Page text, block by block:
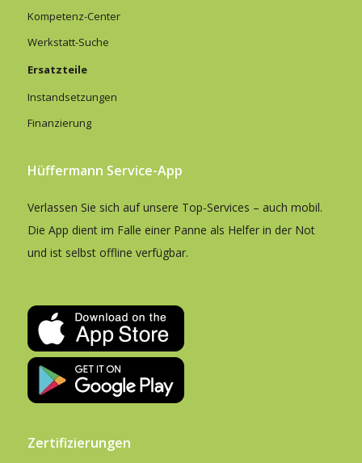
Kompetenz-Center
Werkstatt-Suche
Ersatzteile
Instandsetzungen
Finanzierung
Hüffermann Service-App
Verlassen Sie sich auf unsere Top-Services – auch mobil.
Die App dient im Falle einer Panne als Helfer in der Not
und ist selbst offline verfügbar.
Zertifizierungen